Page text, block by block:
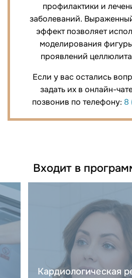
профилактики и
заболеваний.
эффект позволяет
моделирования
проявлений
Если у вас остались
задать их в онлайн-
позвонив по телефону: 8
Входит в
Кардиологическая